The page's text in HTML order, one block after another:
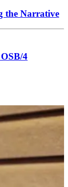
the Narrative
4